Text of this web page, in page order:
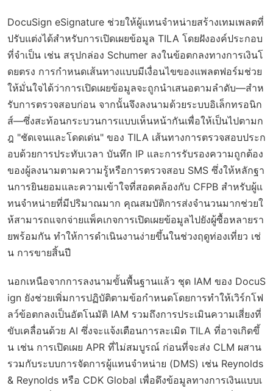
DocuSign eSignature ช่วยให้ผู้แทนจำหน่ายสร้างเทมเพลตที่
ปรับแต่งได้สำหรับการเปิดเผยข้อมูล TILA โดยฝังองค์ประกอบ
ที่จำเป็น เช่น สรุปกล่อง Schumer ลงในข้อตกลงทางการเงินโ
ดยตรง การกำหนดเส้นทางแบบมีเงื่อนไขของแพลตฟอร์มช่วย
ให้มั่นใจได้ว่าการเปิดเผยข้อมูลจะถูกนำเสนอตามลำดับ—สำห
รับการตรวจสอบก่อน จากนั้นจึงลงนามด้วยระบบอิเล็กทรอนิก
ส์—ซึ่งสะท้อนกระบวนการแบบเห็นหน้ากันเพื่อให้เป็นไปตามก
ฎ "ชัดเจนและโดดเด่น" ของ TILA เส้นทางการตรวจสอบประก
อบด้วยการประทับเวลา บันทึก IP และการรับรองความถูกต้อง
ของผู้ลงนามตามความรู้หรือการตรวจสอบ SMS ซึ่งให้หลักฐา
นการยินยอมและความเข้าใจที่สอดคล้องกับ CFPB สำหรับผู้แ
ทนจำหน่ายที่มีปริมาณมาก คุณสมบัติการส่งจำนวนมากช่วยใ
ห้สามารถแจกจ่ายแพ็คเกจการเปิดเผยข้อมูลไปยังผู้ซื้อหลายรา
ยพร้อมกัน ทำให้การดำเนินงานง่ายขึ้นในช่วงฤดูท่องเที่ยว เช่
น การขายสิ้นปี
นอกเหนือจากการลงนามขั้นพื้นฐานแล้ว ชุด IAM ของ DocuS
ign ยังช่วยเพิ่มการปฏิบัติตามข้อกำหนดโดยการทำให้เวิร์กโฟ
ลว์ข้อตกลงเป็นอัตโนมัติ IAM รวมถึงการประเมินความเสี่ยงที่
ขับเคลื่อนด้วย AI ซึ่งจะแจ้งเตือนการละเมิด TILA ที่อาจเกิดขึ้
น เช่น การเปิดเผย APR ที่ไม่สมบูรณ์ ก่อนที่จะส่ง CLM ผสาน
รวมกับระบบการจัดการผู้แทนจำหน่าย (DMS) เช่น Reynolds
& Reynolds หรือ CDK Global เพื่อดึงข้อมูลทางการเงินแบบเ